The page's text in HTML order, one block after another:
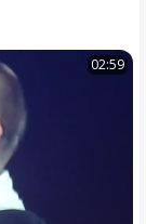
02:59